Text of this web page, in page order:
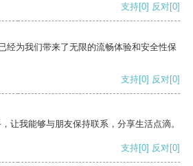
支持[0] 反对[0]
经为我们带来了无限的流畅体验和安全性保
支持[0] 反对[0]
让我能够与朋友保持联系，分享生活点滴。
支持[0] 反对[0]